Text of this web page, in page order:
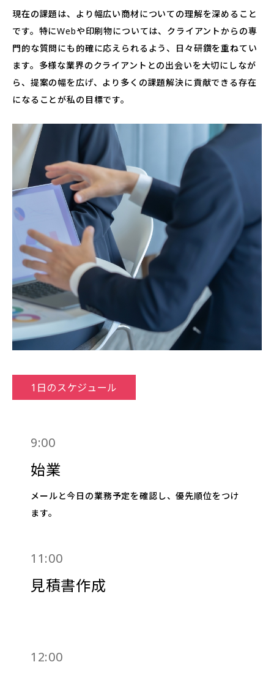
現在の課題は、より幅広い商材についての理解を深めること
です。特にWebや印刷物については、クライアントからの専
門的な質問にも的確に応えられるよう、日々研鑽を重ねてい
ます。多様な業界のクライアントとの出会いを大切にしなが
ら、提案の幅を広げ、より多くの課題解決に貢献できる存在
になることが私の目標です。
1日のスケジュール
9:00
始業
メールと今日の業務予定を確認し、優先順位をつけ
ます。
11:00
見積書作成
12:00